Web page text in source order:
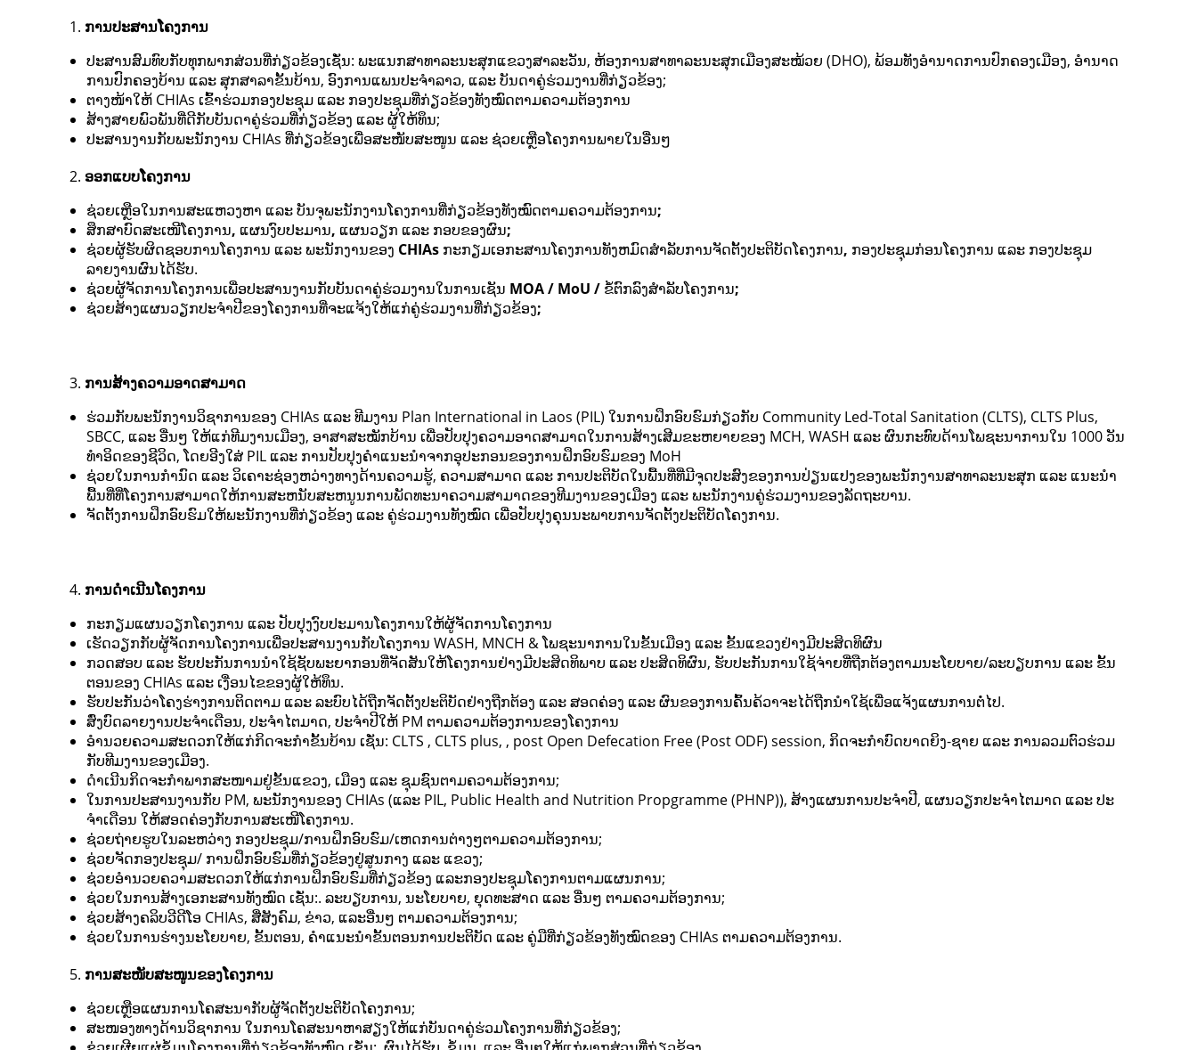
ການປະສານໂຄງການ
ປະສານ​ສົມທົບ​ກັບ​ທຸກ​ພາກສ່ວນ​ທີ່​ກ່ຽວຂ້ອງ​ເຊັ່ນ: ພະແນກ​ສາທາລະນະສຸກ​ແຂວງ​ສາລະ​ວັນ, ຫ້ອງການ​ສາທາ​ລະນະ​ສຸກ​ເມືອງ​ສະໝ້ວຍ (DHO), ພ້ອມ​ທັງ​ອຳນາດ​ການ​ປົກຄອງ​ເມືອງ, ອຳນາດ​
ການ​ປົກຄອງ​ບ້ານ ​ແລະ ສຸກສາລາ​ຂັ້ນ​ບ້ານ, ອົງການແພນປະຈຳ​ລາວ, ​ແລະ ບັນດາ​ຄູ່​ຮ່ວມ​ງານທີ່​ກ່ຽວຂ້ອງ;
ຕາງໜ້າໃຫ້ CHIAs ເຂົ້າຮ່ວມກອງປະຊຸມ ແລະ ກອງປະຊຸມທີ່ກ່ຽວຂ້ອງທັງໝົດຕາມຄວາມຕ້ອງການ
ສ້າງສາຍພົວພັນທີ່ດີກັບບັນດາຄູ່ຮ່ວມທີ່ກ່ຽວຂ້ອງ ແລະ ຜູ້ໃຫ້ທຶນ;
ປະສານງານກັບພະນັກງານ CHIAs ທີ່ກ່ຽວຂ້ອງເພື່ອສະໜັບສະໜູນ ແລະ ຊ່ວຍເຫຼືອໂຄງການພາຍໃນອື່ນໆ
ອອກແບບໂຄງການ
ຊ່ວຍ​ເຫຼືອ​ໃນ​ການ​ສະ​ແຫວ​ງຫາ ​ແລະ ບັນຈຸ​ພະນັກງານ​ໂຄງການ​ທີ່​ກ່ຽວຂ້ອງ​ທັງ​ໝົດ​ຕາມ​ຄວາມ​ຕ້ອງການ;
ສຶກສາບົດສະເໜີໂຄງການ, ແຜນງົບປະມານ, ແຜນວຽກ ແລະ ກອບຂອງຜົນ;
ຊ່ວຍຜູ້ຮັບຜິດຊອບການໂຄງການ ແລະ ພະນັກງານຂອງ CHIAs ກະກຽມເອກະສານໂຄງການທັງຫມົດສໍາລັບການຈັດຕັ້ງປະຕິບັດໂຄງການ, ກອງປະຊຸມກ່ອນໂຄງການ ແລະ ກອງປະຊຸມ
ລາຍງານຜົນໄດ້ຮັບ.
ຊ່ວຍຜູ້ຈັດການໂຄງການເພື່ອປະສານງານກັບບັນດາຄູ່ຮ່ວມງານໃນການເຊັນ MOA / MoU / ຂໍ້ຕົກລົງສໍາລັບໂຄງການ;
ຊ່ວຍສ້າງແຜນວຽກປະຈຳປີຂອງໂຄງການທີ່ຈະແຈ້ງໃຫ້ແກ່ຄູ່ຮ່ວມງານທີ່ກ່ຽວຂ້ອງ;
ການສ້າງຄວາມອາດສາມາດ
ຮ່ວມກັບພະນັກງານວິຊາການຂອງ CHIAs ແລະ ທີມງານ Plan International in Laos (PIL) ໃນການຝຶກອົບຮົມກ່ຽວກັບ Community Led-Total Sanitation (CLTS), CLTS Plus,
SBCC, ແລະ ອື່ນໆ ໃຫ້ແກ່ທີມງານເມືອງ, ອາສາສະໝັກບ້ານ ເພື່ອປັບປຸງຄວາມອາດສາມາດໃນການສ້າງເສີມຂະຫຍາຍຂອງ MCH, WASH ແລະ ຜົນກະທົບດ້ານໂພຊະນາການໃນ 1000 ວັນ
ທໍາອິດຂອງຊີວິດ, ໂດຍອີງໃສ່ PIL ແລະ ການປັບປຸງຄໍາແນະນໍາຈາກອຸປະກອນຂອງການຝຶກອົບຮົມຂອງ MoH
ຊ່ວຍໃນການກໍານົດ ແລະ ວິເຄາະຊ່ອງຫວ່າງທາງດ້ານຄວາມຮູ້, ຄວາມສາມາດ ແລະ ການປະຕິບັດໃນພື້ນທີ່ທີ່ມີຈຸດປະສົງຂອງການປ່ຽນແປງຂອງພະນັກງານສາທາລະນະສຸກ ແລະ ແນະນໍາ
ພື້ນທີ່ທີ່ໂຄງການສາມາດໃຫ້ການສະຫນັບສະຫນູນການພັດທະນາຄວາມສາມາດຂອງທີມງານຂອງເມືອງ ແລະ ພະນັກງານຄູ່ຮ່ວມງານຂອງລັດຖະບານ.
ຈັດຕັ້ງການຝຶກອົບຮົມໃຫ້ພະນັກງານທີ່ກ່ຽວຂ້ອງ ແລະ ຄູ່ຮ່ວມງານທັງໝົດ ເພື່ອປັບປຸງຄຸນນະພາບການຈັດຕັ້ງປະຕິບັດໂຄງການ.
ການດຳເນີນໂຄງການ
ກະກຽມແຜນວຽກໂຄງການ ແລະ ປັບປຸງງົບປະມານໂຄງການໃຫ້ຜູ້ຈັດການໂຄງການ
ເຮັດວຽກກັບຜູ້ຈັດການໂຄງການເພື່ອປະສານງານກັບໂຄງການ WASH, MNCH & ໂພຊະນາການໃນຂັ້ນເມືອງ ແລະ ຂັ້ນແຂວງຢ່າງມີປະສິດທິຜົນ
ກວດສອບ ແລະ ຮັບປະກັນການນຳໃຊ້ຊັບພະຍາກອນທີ່ຈັດສັນໃຫ້ໂຄງການຢ່າງມີປະສິດທິພາບ ແລະ ປະສິດທິຜົນ, ຮັບປະກັນການໃຊ້ຈ່າຍທີ່ຖືກຕ້ອງຕາມນະໂຍບາຍ/ລະບຽບການ ແລະ ຂັ້ນ
ຕອນຂອງ CHIAs ແລະ ເງື່ອນໄຂຂອງຜູ້ໃຫ້ທຶນ.
ຮັບປະກັນວ່າໂຄງຮ່າງການຕິດຕາມ ແລະ ລະບົບໄດ້ຖືກຈັດຕັ້ງປະຕິບັດຢ່າງຖືກຕ້ອງ ແລະ ສອດຄ່ອງ ແລະ ຜົນຂອງການຄົ້ນຄ້ວາຈະໄດ້ຖືກນໍາໃຊ້ເພື່ອແຈ້ງແຜນການຕໍ່ໄປ.
ສົ່ງບົດລາຍງານປະຈໍາເດືອນ, ປະຈໍາໄຕມາດ, ປະຈໍາປີໃຫ້ PM ຕາມຄວາມຕ້ອງການຂອງໂຄງການ
ອຳນວຍຄວາມສະດວກໃຫ້ແກ່ກິດຈະກຳຂັ້ນບ້ານ ເຊັ່ນ: CLTS , CLTS plus, , post Open Defecation Free (Post ODF) session, ກິດຈະກຳບົດບາດຍິງ-ຊາຍ ແລະ ການລວມຕົວຮ່ວມ
ກັບທີມງານຂອງເມືອງ.
ດຳເນີນກິດຈະກຳພາກສະໜາມຢູ່ຂັ້ນແຂວງ, ເມືອງ ແລະ ຊຸມຊົນຕາມຄວາມຕ້ອງການ;
ໃນການປະສານງານກັບ PM, ພະນັກງານຂອງ CHIAs (ແລະ PIL, Public Health and Nutrition Propgramme (PHNP)), ສ້າງແຜນການປະຈໍາປີ, ແຜນວຽກປະຈໍາໄຕມາດ ແລະ ປະ
ຈໍາເດືອນ ໃຫ້ສອດຄ່ອງກັບການສະເໜີໂຄງການ.
ຊ່ວຍຖ່າຍຮູບໃນລະຫວ່າງ ກອງປະຊຸມ/ການຝຶກອົບຮົມ/ເຫດການຕ່າງໆຕາມຄວາມຕ້ອງການ;
ຊ່ວຍຈັດກອງປະຊຸມ/ ການຝຶກອົບຮົມທີ່ກ່ຽວຂ້ອງຢູ່ສູນກາງ ແລະ ແຂວງ;
ຊ່ວຍອໍານວຍຄວາມສະດວກໃຫ້ແກ່ການຝຶກອົບຮົມທີ່ກ່ຽວຂ້ອງ ແລະກອງປະຊຸມໂຄງການຕາມແຜນການ;
ຊ່ວຍໃນການສ້າງເອກະສານທັງໝົດ ເຊັ່ນ:. ລະບຽບການ, ນະໂຍບາຍ, ຍຸດທະສາດ ແລະ ອື່ນໆ ຕາມຄວາມຕ້ອງການ;
ຊ່ວຍສ້າງຄລິບວີດີໂອ CHIAs, ສື່ສັງຄົມ, ຂ່າວ, ແລະອື່ນໆ ຕາມຄວາມຕ້ອງການ;
ຊ່ວຍໃນການຮ່າງນະໂຍບາຍ, ຂັ້ນຕອນ, ຄຳແນະນຳຂັ້ນຕອນການປະຕິບັດ ແລະ ຄູ່ມືທີ່ກ່ຽວຂ້ອງທັງໝົດຂອງ CHIAs ຕາມຄວາມຕ້ອງການ.
ການສະໜັບສະໜູນຂອງໂຄງການ
ຊ່ວຍເຫຼືອແຜນການໂຄສະນາກັບຜູ້ຈັດຕັ້ງປະຕິບັດໂຄງການ;
ສະໜອງທາງດ້ານວິຊາການ ໃນການໂຄສະນາຫາສຽງໃຫ້ແກ່ບັນດາຄູ່ຮ່ວມໂຄງການທີ່ກ່ຽວຂ້ອງ;